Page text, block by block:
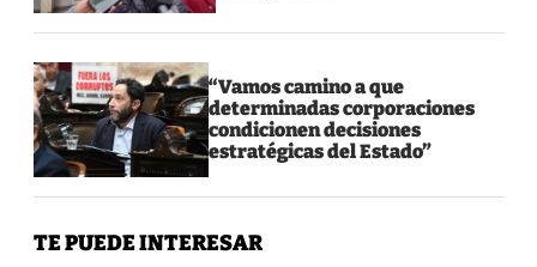
“Vamos camino a que
determinadas corporaciones
condicionen decisiones
estratégicas del Estado”
TE PUEDE INTERESAR